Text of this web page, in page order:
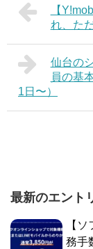
【
れ、た
仙台の
員の基
1日〜）
最新のエント
【
務手